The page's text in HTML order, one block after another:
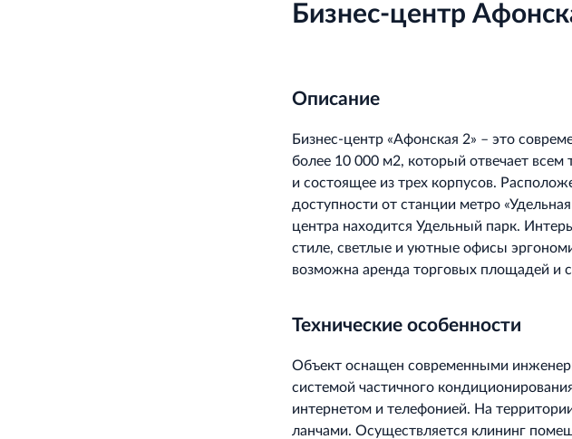
Бизнес-центр
Описание
Бизнес-центр «Афонская 2» – это
более 10 000 м2, который отвечает всем
и состоящее из трех корпусов.
доступности от станции метро
центра находится Удельный парк.
стиле, светлые и уютные офисы
возможна аренда торговых площадей и
Технические особенности
Объект оснащен современными
системой частичного
интернетом и телефонией. На
ланчами. Осуществляется клининг